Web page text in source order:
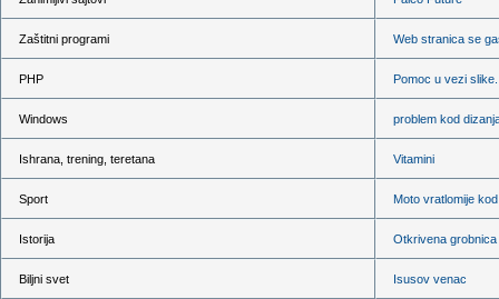
Zaštitni programi Web stranica se
PHP Pomoc u vezi
Windows problem kod
Ishrana, trening, teretana Vitamini
Sport Moto vratlomije
Istorija Otkrivena
Biljni svet Isusov venac